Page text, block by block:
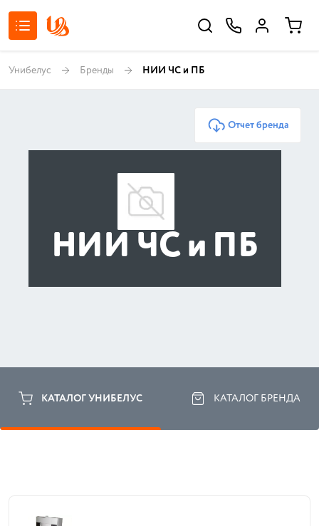
Унибелус Бренды НИИ ЧС и ПБ
Отчет бренда
НИИ ЧС и ПБ
КАТАЛОГ УНИБЕЛУС КАТАЛОГ БРЕНДА